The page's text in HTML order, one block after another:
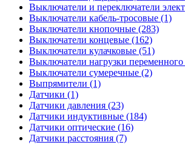
Выключатели и переключатели
Выключатели кабель-тросовые (1)
Выключатели кнопочные (283)
Выключатели концевые (162)
Выключатели кулачковые (51)
Выключатели нагрузки переменного
Выключатели сумеречные (2)
Выпрямители (1)
Датчики (1)
Датчики давления (23)
Датчики индуктивные (184)
Датчики оптические (16)
Датчики расстояния (7)